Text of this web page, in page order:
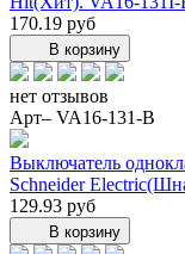
170.19 руб
В корзину
нет отзывов
Арт– VA16-131-B
Выключатель
Schneider
129.93 руб
В корзину